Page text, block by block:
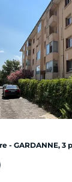
fonctionnel
sol
la résidence
à pied :
de vie agréable
Marseille, alliant
famille ou un
renseignement.
- GARDANNE, 3